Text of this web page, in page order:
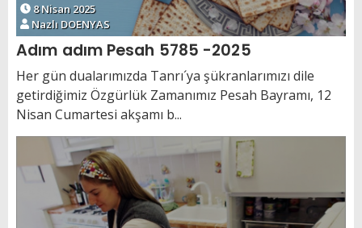
8 Nisan 2025
Nazlı DOENYAS
Adım adım Pesah 5785 -2025
Her gün dualarımızda Tanrı´ya şükranlarımızı dile
getirdiğimiz Özgürlük Zamanımız Pesah Bayramı, 12
Nisan Cumartesi akşamı b...